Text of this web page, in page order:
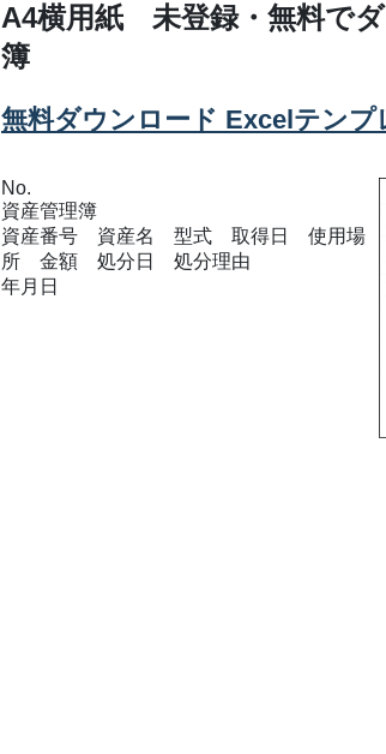
A4横用紙 未登録・無料で
簿
無料ダウンロード Excelテンプ
No.
資産管理簿
資産番号 資産名 型式 取得日 使用場
所 金額 処分日 処分理由
年月日